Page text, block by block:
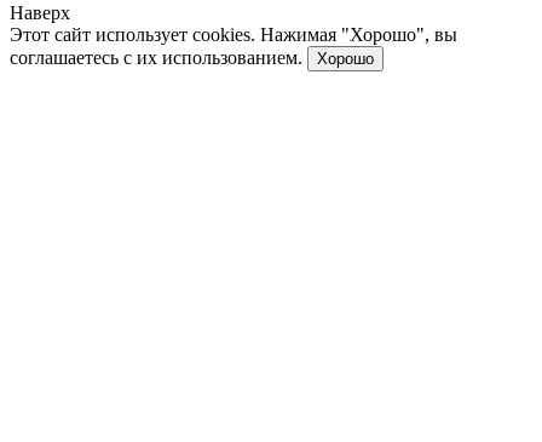
Наверх
Этот сайт использует cookies. Нажимая "Хорошо", вы
соглашаетесь с их использованием.
Хорошо